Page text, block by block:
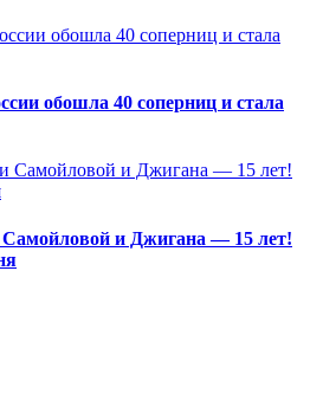
обошла 40 соперниц и стала
Самойловой и Джигана — 15 лет!